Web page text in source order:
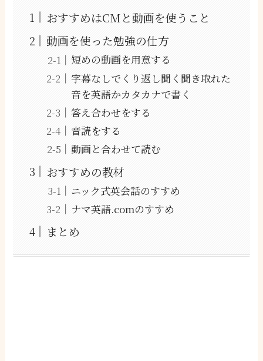
おすすめはCMと動画を使うこと
動画を使った勉強の仕方
短めの動画を用意する
字幕なしでくり返し聞く聞き取れた
音を英語かカタカナで書く
答え合わせをする
音読をする
動画と合わせて読む
おすすめの教材
ニック式英会話のすすめ
ナマ英語.comのすすめ
まとめ